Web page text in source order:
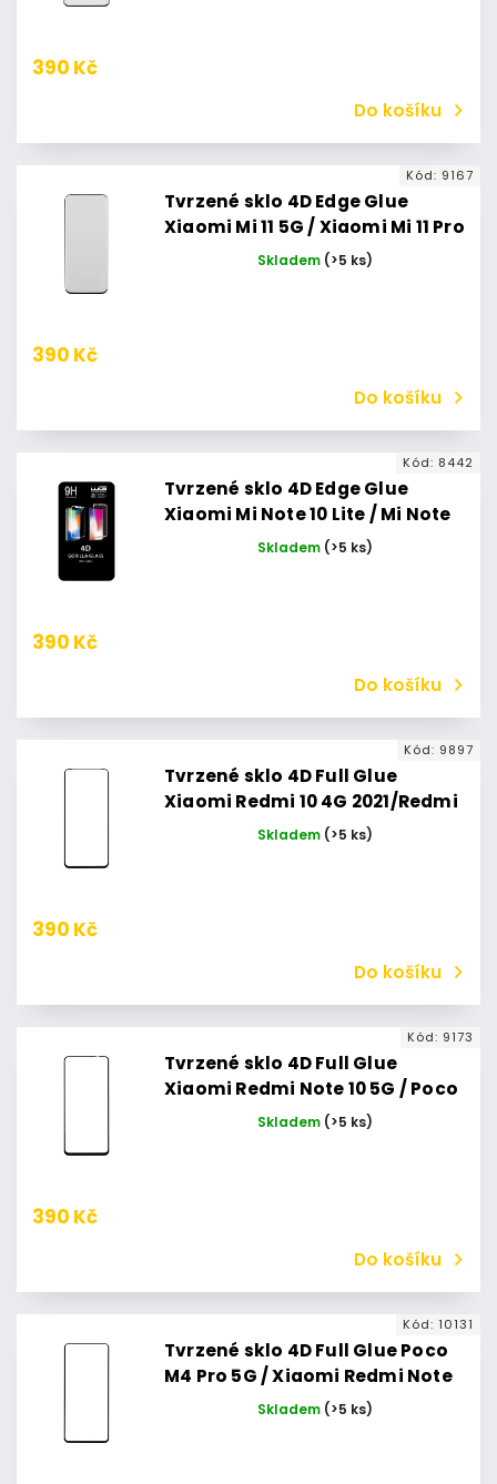
390 Kč
Do košíku
Tvrzené sklo 4D Edge Glue
Xiaomi Mi 11 5G / Xiaomi Mi 11 Pro
/ Xiaomi Mi 11 Ultra (Černé)
Skladem (>5 ks)
390 Kč
Do košíku
Kód: 9167
Tvrzené sklo 4D Edge Glue
Xiaomi Mi Note 10 Lite / Mi Note
10 / Mi Note 10 Pro (Černé)
Skladem (>5 ks)
390 Kč
Do košíku
Kód: 8442
Tvrzené sklo 4D Full Glue
Xiaomi Redmi 10 4G 2021/Redmi
10 4G 2022 (Černé)
Skladem (>5 ks)
390 Kč
Do košíku
Kód: 9897
Tvrzené sklo 4D Full Glue
Xiaomi Redmi Note 10 5G / Poco
M3 Pro 5G (Černé)
Skladem (>5 ks)
390 Kč
Do košíku
Kód: 9173
Tvrzené sklo 4D Full Glue Poco
M4 Pro 5G / Xiaomi Redmi Note
11S 5G (Černé)
Skladem (>5 ks)
Kód: 10131